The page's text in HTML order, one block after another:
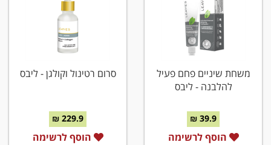
משחת שיניים פחם פעיל
להלבנה - ליבס
39.9 ₪
הוסף לרשימה
סרום רטינול וקולגן - ליבס
229.9 ₪
הוסף לרשימה